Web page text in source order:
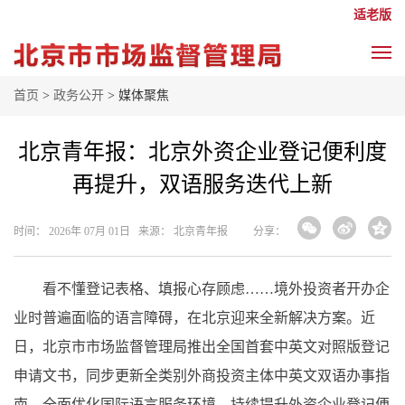
适老版
首页 > 政务公开 > 媒体聚焦
北京青年报：北京外资企业登记便利度
再提升，双语服务迭代上新
时间： 2026年 07月 01日 来源： 北京青年报 分享：
看不懂登记表格、填报心存顾虑……境外投资者开办企
业时普遍面临的语言障碍，在北京迎来全新解决方案。近
日，北京市市场监督管理局推出全国首套中英文对照版登记
申请文书，同步更新全类别外商投资主体中英文双语办事指